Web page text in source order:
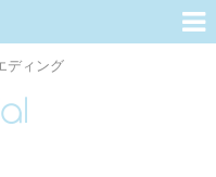
ディング